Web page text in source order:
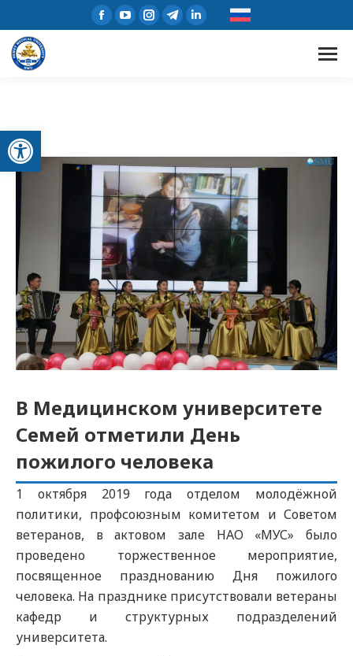
Открыть панель инструментов
В Медицинском университете
Семей отметили День
пожилого человека
1 октября 2019 года отделом молодёжной
политики, профсоюзным комитетом и Советом
ветеранов, в актовом зале НАО «МУС» было
проведено торжественное мероприятие,
посвященное празднованию Дня пожилого
человека. На празднике присутствовали ветераны
кафедр и структурных подразделений
университета.